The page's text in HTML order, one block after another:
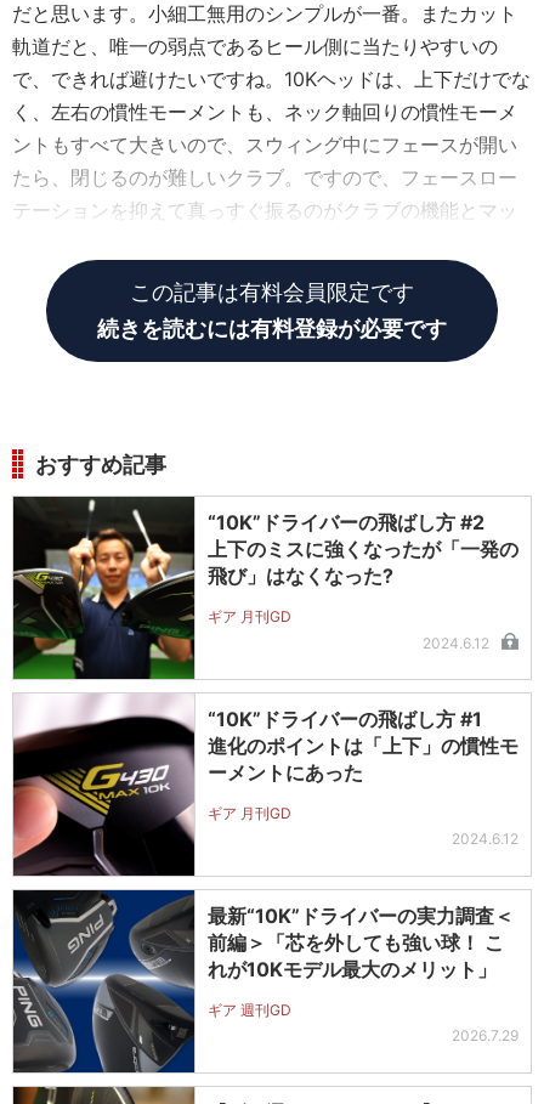
だと思います。小細工無用のシンプルが一番。またカット
軌道だと、唯一の弱点であるヒール側に当たりやすいの
で、できれば避けたいですね。10Kヘッドは、上下だけでな
く、左右の慣性モーメントも、ネック軸回りの慣性モーメ
ントもすべて大きいので、スウィング中にフェースが開い
たら、閉じるのが難しいクラブ。ですので、フェースロー
テーションを抑えて真っすぐ振るのがクラブの機能とマッ
この記事は有料会員限定です
続きを読むには有料登録が必要です
おすすめ記事
“10K”ドライバーの飛ばし方 #2
上下のミスに強くなったが「一発の
飛び」はなくなった?
ギア 月刊GD
2024.6.12
“10K”ドライバーの飛ばし方 #1
進化のポイントは「上下」の慣性モ
ーメントにあった
ギア 月刊GD
2024.6.12
最新“10K”ドライバーの実力調査＜
前編＞「芯を外しても強い球！ こ
れが10Kモデル最大のメリット」
ギア 週刊GD
2026.7.29